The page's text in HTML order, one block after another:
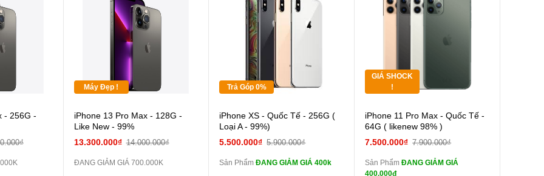
phòng và
Pin dự phòng và
các Phụ Kiện Khác
- 256G -
Máy Đẹp !
iPhone 13 Pro Max - 128G -
Like New - 99%
13.300.000₫ 14.000.000₫
ĐANG GIẢM GIÁ 700.000K
Trả Góp 0%
Thân Thiết
Tặng
Tặng
Cường lực 10D full
màn
tai nghe iPhone 6S
iPhone XS - Quốc Tế - 256G (
Loại A - 99%)
5.500.000₫ 5.900.000₫
Sản PhẩmĐANG GIẢM GIÁ 400k
GIÁ SHOCK
!
Thân Thiết
Cường lực 10D full
màn
tai nghe iPhone 6S
iPhone 11 Pro Max - Quốc Tế -
64G ( likenew 98% )
7.500.000₫ 7.900.000₫
Sản PhẩmĐANG GIẢM GIÁ
400.000đ